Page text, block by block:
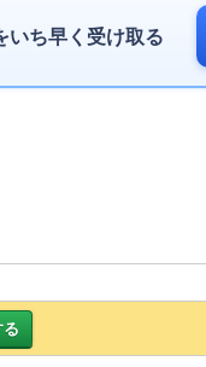
いち早く受け取る